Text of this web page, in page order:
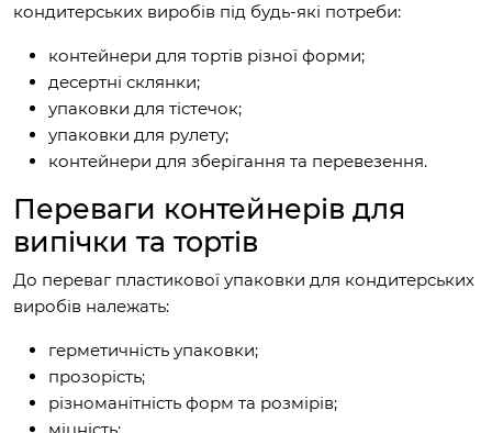
кондитерських виробів під будь-які потреби:
контейнери для тортів різної форми;
десертні склянки;
упаковки для тістечок;
упаковки для рулету;
контейнери для зберігання та перевезення.
Переваги контейнерів для
випічки та тортів
До переваг пластикової упаковки для кондитерських
виробів належать:
герметичність упаковки;
прозорість;
різноманітність форм та розмірів;